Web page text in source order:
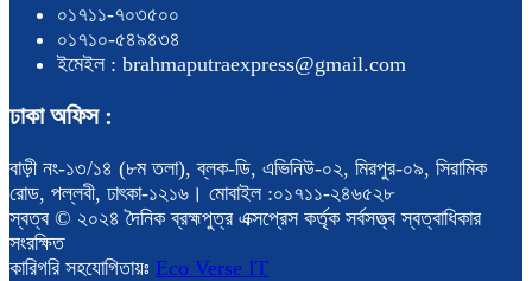
০১৭১১-৭০৩৫০০
০১৭১০-৫৪৯৪৩৪
ইমেইল : brahmaputraexpress@gmail.com
ঢাকা অফিস :
বাড়ী নং-১৩/১৪ (৮ম তলা), ব্লক-ডি, এভিনিউ-০২, মিরপুর-০৯, সিরামিক
রোড, পল্লবী, ঢাৎকা-১২১৬। মোবাইল :০১৭১১-২৪৬৫২৮
স্বত্ব © ২০২৪ দৈনিক ব্রহ্মপুত্র এক্সপ্রেস কর্তৃক সর্বসত্ত্ব স্বত্বাধিকার
সংরক্ষিত
কারিগরি সহযোগিতায়ঃ Eco Verse IT